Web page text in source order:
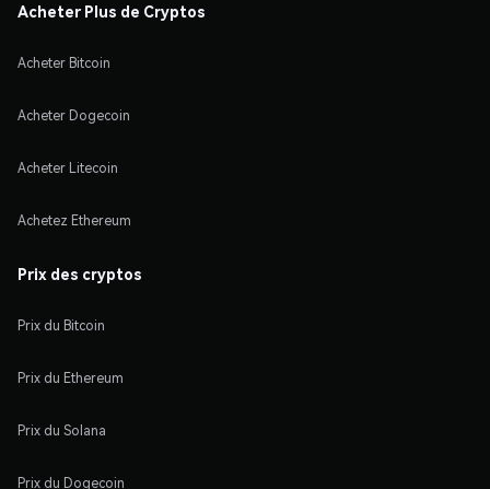
Acheter Plus de Cryptos
Acheter Bitcoin
Acheter Dogecoin
Acheter Litecoin
Achetez Ethereum
Prix des cryptos
Prix du Bitcoin
Prix du Ethereum
Prix du Solana
Prix du Dogecoin